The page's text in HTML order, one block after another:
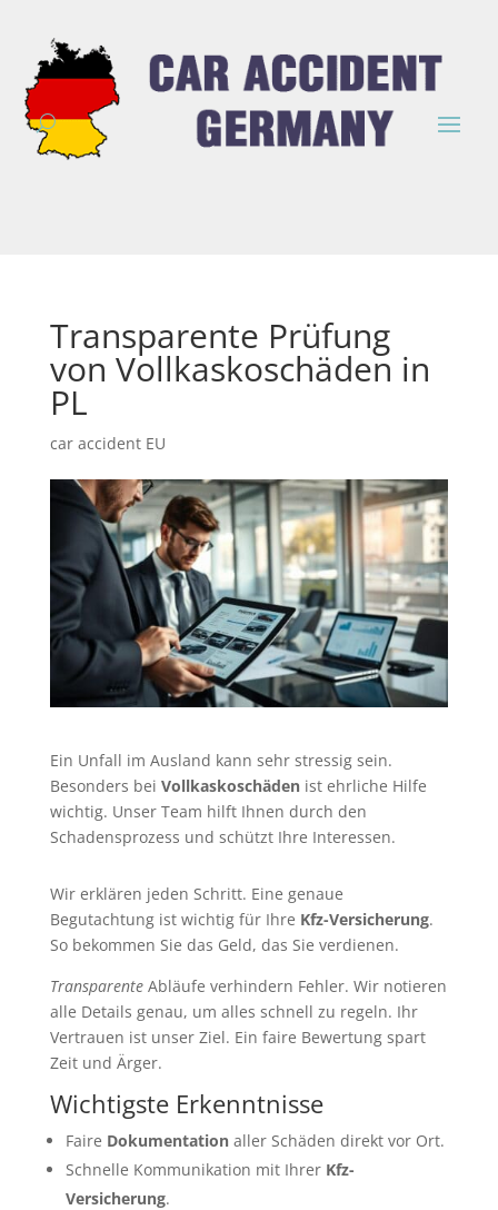
Transparente Prüfung
von Vollkaskoschäden in
PL
car accident EU
Ein Unfall im Ausland kann sehr stressig sein.
Besonders bei Vollkaskoschädenist ehrliche Hilfe
wichtig. Unser Team hilft Ihnen durch den
Schadensprozess und schützt Ihre Interessen.
Wir erklären jeden Schritt. Eine genaue
Begutachtung ist wichtig für Ihre Kfz-Versicherung.
So bekommen Sie das Geld, das Sie verdienen.
TransparenteAbläufe verhindern Fehler. Wir notieren
alle Details genau, um alles schnell zu regeln. Ihr
Vertrauen ist unser Ziel. Ein faire Bewertung spart
Zeit und Ärger.
Wichtigste Erkenntnisse
Faire Dokumentationaller Schäden direkt vor Ort.
Schnelle Kommunikation mit Ihrer Kfz-
Versicherung.